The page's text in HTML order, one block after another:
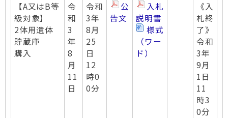
【A又はB等
級対象】
2体用遺体
貯蔵庫
購入
令
和
3
年
8
月
11
日
令和
3年
8月
25
日
12
時0
0分
公
告文
入札
説明書
様式
（ワー
ド）
《入
札終
了》
令和
3年
9月
1日
11
時3
0分